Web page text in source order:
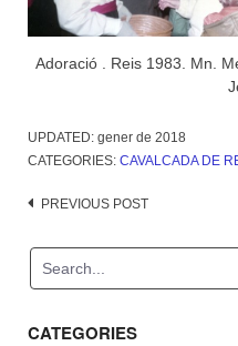
Adoració . Reis 1983. Mn.
UPDATED: gener de 2018
CATEGORIES: CAVALCADA DE
Post
PREVIOUS POST
CATEGORIES